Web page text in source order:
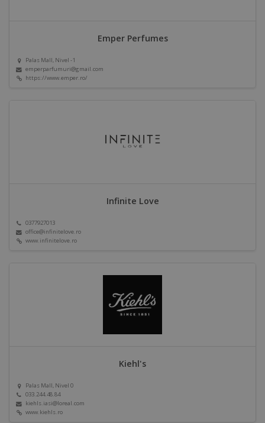
Emper Perfumes
Palas Mall, Nivel -1
emperparfumuri@gmail.com
https://www.emper.ro/
Infinite Love
0377927013
office@infinitelove.ro
www.infinitelove.ro
Kiehl's
Palas Mall, Nivel 0
033.244.48.84
kiehls.iasi@loreal.com
www.kiehls.ro